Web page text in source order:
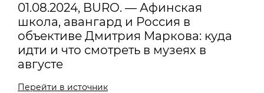
01.08.2024, BURO. — Афинская
школа, авангард и Россия в
объективе Дмитрия Маркова: куда
идти и что смотреть в музеях в
августе
Перейти в источник